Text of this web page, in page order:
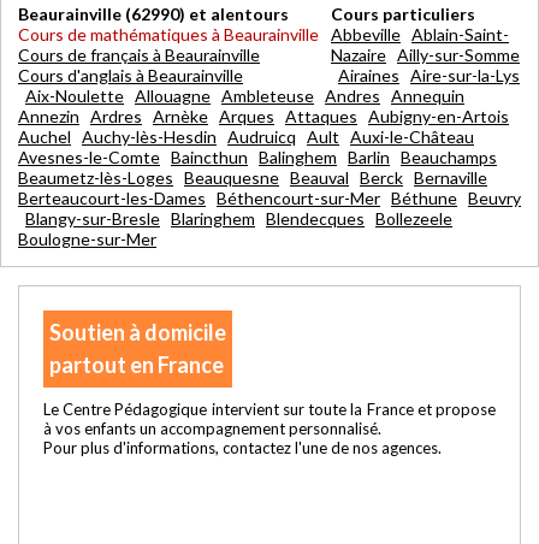
Beaurainville (62990) et alentours
Cours de mathématiques à Beaurainville
Cours de français à Beaurainville
Cours d'anglais à Beaurainville
Cours particuliers
Abbeville Ablain-Saint-
Nazaire Ailly-sur-Somme
Airaines Aire-sur-la-Lys
Aix-Noulette Allouagne Ambleteuse Andres Annequin
Annezin Ardres Arnèke Arques Attaques Aubigny-en-Artois
Auchel Auchy-lès-Hesdin Audruicq Ault Auxi-le-Château
Avesnes-le-Comte Baincthun Balinghem Barlin Beauchamps
Beaumetz-lès-Loges Beauquesne Beauval Berck Bernaville
Berteaucourt-les-Dames Béthencourt-sur-Mer Béthune Beuvry
Blangy-sur-Bresle Blaringhem Blendecques Bollezeele
Boulogne-sur-Mer
Soutien à domicile
partout en France
Le Centre Pédagogique intervient sur toute la France et propose
à vos enfants un accompagnement personnalisé.
Pour plus d'informations, contactez l'une de nos agences.